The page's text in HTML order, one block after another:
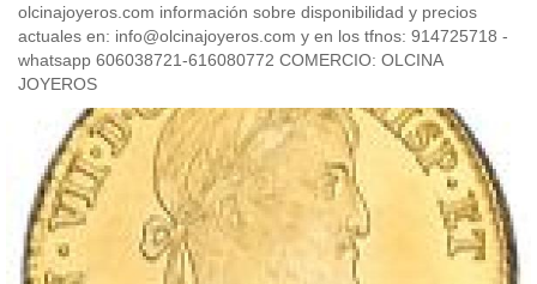
olcinajoyeros.com información sobre disponibilidad y precios
actuales en: info@olcinajoyeros.com y en los tfnos: 914725718 -
whatsapp 606038721-616080772 COMERCIO: OLCINA
JOYEROS